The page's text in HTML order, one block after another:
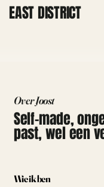
EAST DISTRICT
Over Joost
Self-made,
past, wel een
Wie ik ben​